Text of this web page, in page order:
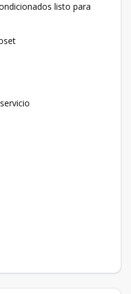
listo para